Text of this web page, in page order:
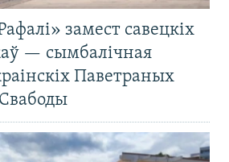
замест савецкіх
— сымбалічная
Паветраных